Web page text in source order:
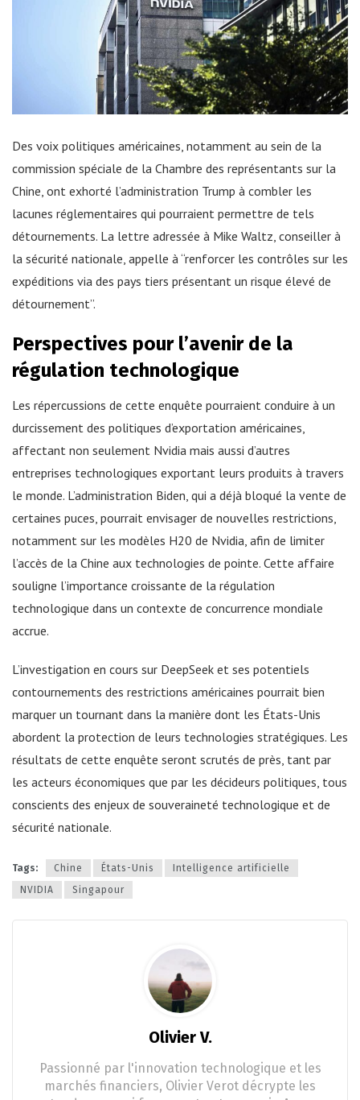
Des voix politiques américaines, notamment au sein de la
commission spéciale de la Chambre des représentants sur la
Chine, ont exhorté l’administration Trump à combler les
lacunes réglementaires qui pourraient permettre de tels
détournements. La lettre adressée à Mike Waltz, conseiller à
la sécurité nationale, appelle à “renforcer les contrôles sur les
expéditions via des pays tiers présentant un risque élevé de
détournement”.
Perspectives pour l’avenir de la
régulation technologique
Les répercussions de cette enquête pourraient conduire à un
durcissement des politiques d’exportation américaines,
affectant non seulement Nvidia mais aussi d’autres
entreprises technologiques exportant leurs produits à travers
le monde. L’administration Biden, qui a déjà bloqué la vente de
certaines puces, pourrait envisager de nouvelles restrictions,
notamment sur les modèles H20 de Nvidia, afin de limiter
l’accès de la Chine aux technologies de pointe. Cette affaire
souligne l’importance croissante de la régulation
technologique dans un contexte de concurrence mondiale
accrue.
L’investigation en cours sur DeepSeek et ses potentiels
contournements des restrictions américaines pourrait bien
marquer un tournant dans la manière dont les États-Unis
abordent la protection de leurs technologies stratégiques. Les
résultats de cette enquête seront scrutés de près, tant par
les acteurs économiques que par les décideurs politiques, tous
conscients des enjeux de souveraineté technologique et de
sécurité nationale.
Tags: Chine États-Unis
Intelligence artificielle
NVIDIA
Singapour
Olivier V.
Passionné par l'innovation technologique et les
marchés financiers, Olivier Verot décrypte les